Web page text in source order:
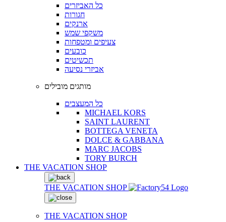
כל האביזרים
חגורות
ארנקים
משקפי שמש
צעיפים ומטפחות
כובעים
תכשיטים
אביזרי נסיעה
מותגים מובילים
כל המעצבים
MICHAEL KORS
SAINT LAURENT
BOTTEGA VENETA
DOLCE & GABBANA
MARC JACOBS
TORY BURCH
THE VACATION SHOP
THE VACATION SHOP
THE VACATION SHOP